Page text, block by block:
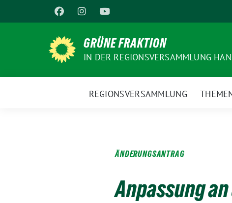
zum
GRÜNE FRAKTION
IN DER REGIONSVERSAMMLUNG
REGIONSVERSAMMLUNG
ÄNDERUNGSANTRAG
Anpassung